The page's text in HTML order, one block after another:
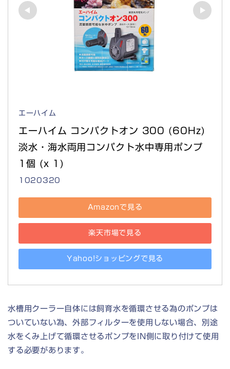
エーハイム
エーハイム コンパクトオン 300 (60Hz)
淡水・海水両用コンパクト水中専用ポンプ
1個 (x 1)
1020320
Amazonで見る
楽天市場で見る
Yahoo!ショッピングで見る
水槽用クーラー自体には飼育水を循環させる為のポンプは
ついていない為、外部フィルターを使用しない場合、別途
水をくみ上げて循環させるポンプをIN側に取り付けて使用
する必要があります。